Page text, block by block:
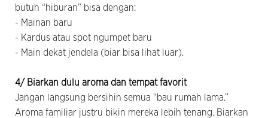
butuh “hiburan” bisa dengan:
- Mainan baru
- Kardus atau spot ngumpet baru
- Main dekat jendela (biar bisa lihat luar).
4/ Biarkan dulu aroma dan tempat favorit
Jangan langsung bersihin semua “bau rumah lama.”
Aroma familiar justru bikin mereka lebih tenang. Biarkan